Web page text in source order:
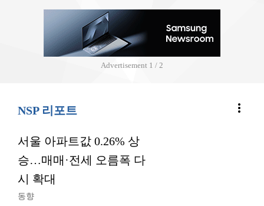
Advertisement 2 / 2
NSP 리포트 more_vert
서울 아파트값 0.26% 상
승…매매·전세 오름폭 다
시 확대
동향